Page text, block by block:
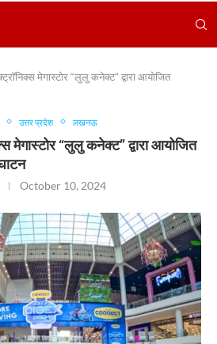
मेगास्टोर “लुलु कनेक्ट” द्वारा आयोजित
उत्तर प्रदेश लखनऊ
मेगास्टोर “लुलु कनेक्ट” द्वारा आयोजित
October 10, 2024